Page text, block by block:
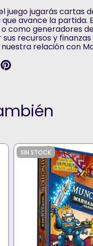
juego jugarás cartas
que avance la partida.
como generadores
recursos y
relación con
SIN STOCK